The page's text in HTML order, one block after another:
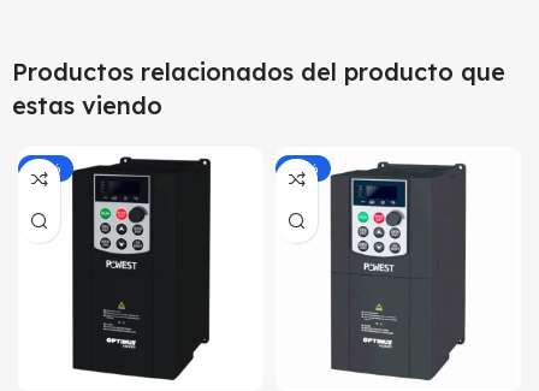
Productos relacionados del producto que
estas viendo
-25% -25%